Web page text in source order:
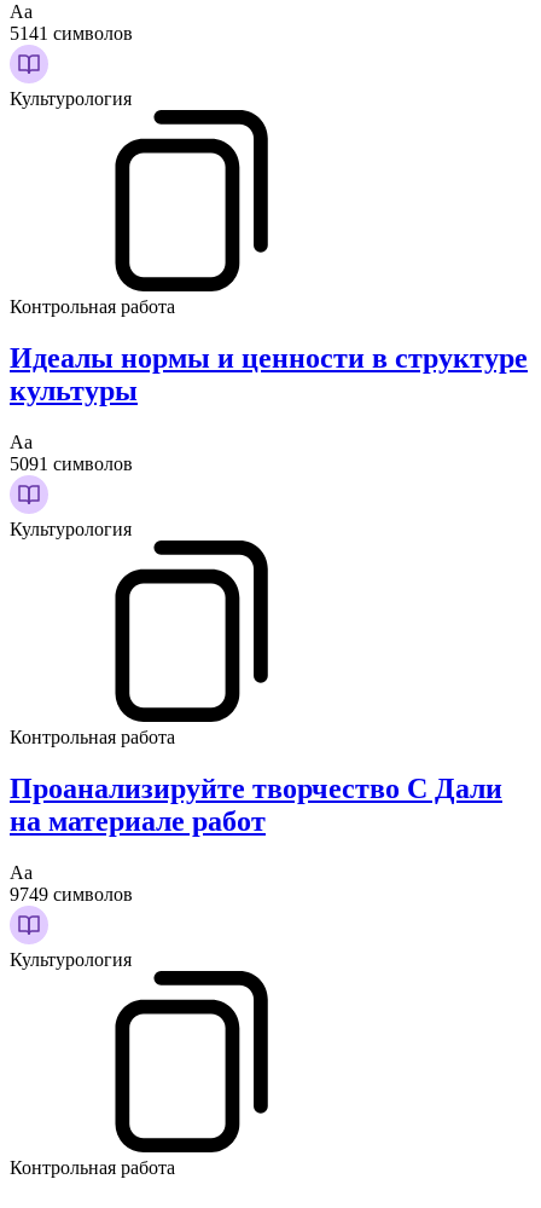
Аа
5141 символов
Культурология
Контрольная работа
Идеалы нормы и ценности в структуре
культуры
Аа
5091 символов
Культурология
Контрольная работа
Проанализируйте творчество С Дали
на материале работ
Аа
9749 символов
Культурология
Контрольная работа